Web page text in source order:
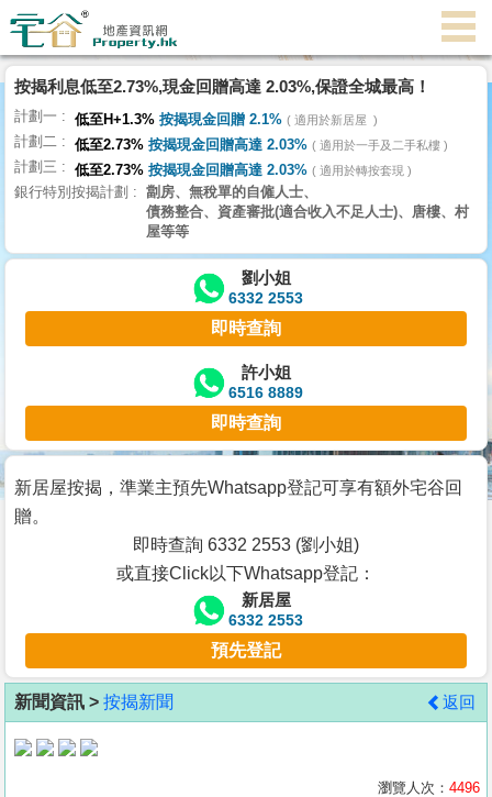
代
理
主
頁
搵
樓/
交
業
主
宅
谷
按
客
地
產
按揭利息低至2.73%,現金回贈高達 2.03%,保證全城最高！
計劃一 低至H+1.3% 按揭現金回贈 2.1% 適用於新居屋
計劃二 低至2.73% 按揭現金回贈高達 2.03% 適用於一手及二手私樓
計劃三 低至2.73% 按揭現金回贈高達 2.03% 適用於轉按套現
銀行特別按揭計劃
劏房、無稅單的自僱人士、
債務整合、資產審批(適合收入不足人士)、唐樓、村
屋等等
劉小姐
6332 2553
即時查詢
許小姐
6516 8889
即時查詢
新居屋按揭，準業主預先Whatsapp登記可享有額外宅谷回
贈。
即時查詢 6332 2553 (劉小姐)
或直接Click以下Whatsapp登記：
新居屋
6332 2553
預先登記
新聞資訊 > 按揭新聞 返回
瀏覽人次： 4496